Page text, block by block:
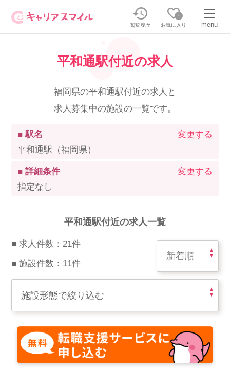
閲覧履歴
0
お気に入り menu
無料相談・お問い合わせはこちら
無料転職相談・お問い合わせの内容を
正社員／パートで働く
派遣で働く
その他のお問い合わせ
正社員・パートの求人を探す
紹介会社を使うメリットについて
介護・看護のお仕事について
平和通駅付近の求人
福岡県の平和通駅付近の求人と
求人募集中の施設の一覧です。
■ 駅名
平和通駅（福岡県）
変更する
■ 詳細条件
指定なし
変更する
平和通駅付近の求人一覧
■ 求人件数：21件
■ 施設件数：11件